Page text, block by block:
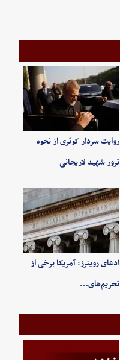
روایت سردار کوثری از نحوه
ترور شهید لاریجانی
ادعای رویترز: آمریکا برخی از
تحریم‌های…